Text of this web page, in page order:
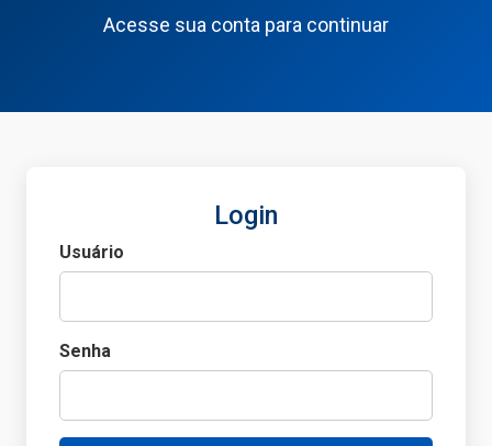
Acesse sua conta para continuar
Login
Usuário
Senha